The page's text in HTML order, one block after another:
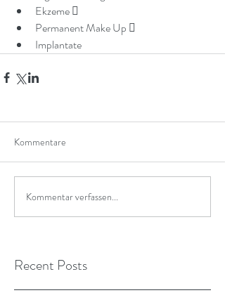
Ekzeme 
Permanent Make Up 
Implantate
Kommentare
Kommentar verfassen...
Recent Posts